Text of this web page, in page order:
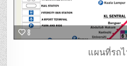
8
แผนที่รถ